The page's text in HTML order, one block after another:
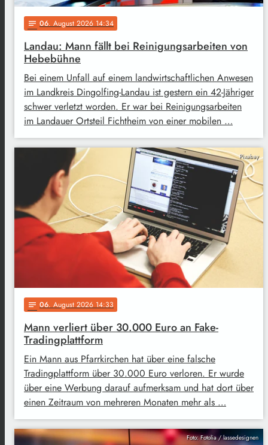
notes 06. August 2026 14:34
Landau: Mann fällt bei Reinigungsarbeiten von
Hebebühne
Bei einem Unfall auf einem landwirtschaftlichen Anwesen
im Landkreis Dingolfing-Landau ist gestern ein 42-Jähriger
schwer verletzt worden. Er war bei Reinigungsarbeiten
im Landauer Ortsteil Fichtheim von einer mobilen …
Pixabay
notes 06. August 2026 14:33
Mann verliert über 30.000 Euro an Fake-
Tradingplattform
Ein Mann aus Pfarrkirchen hat über eine falsche
Tradingplattform über 30.000 Euro verloren. Er wurde
über eine Werbung darauf aufmerksam und hat dort über
einen Zeitraum von mehreren Monaten mehr als …
Foto: Fotolia / lassedesignen